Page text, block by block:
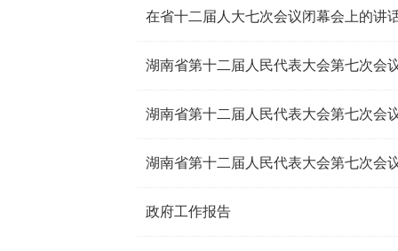
在省十二届人大七次会议闭幕会上的讲
湖南省第十二届人民代表大会第七次会
湖南省第十二届人民代表大会第七次会
湖南省第十二届人民代表大会第七次会
政府工作报告